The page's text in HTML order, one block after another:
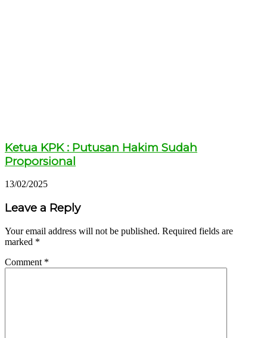
Ketua KPK : Putusan Hakim Sudah
Proporsional
13/02/2025
Leave a Reply
Your email address will not be published. Required fields are
marked *
Comment *